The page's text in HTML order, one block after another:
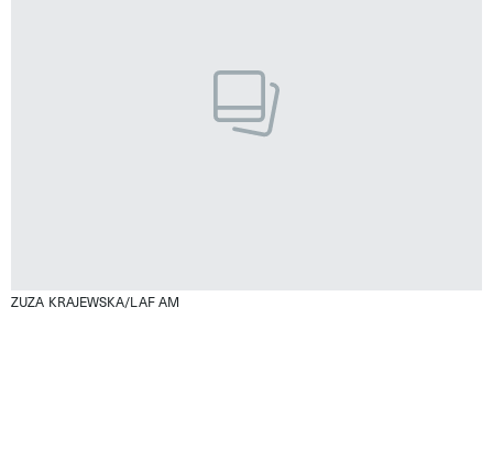
ZUZA KRAJEWSKA/LAF AM